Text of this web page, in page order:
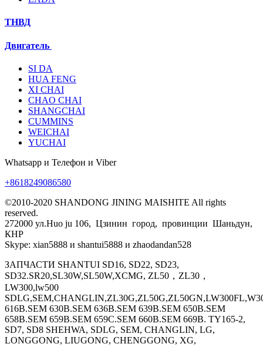
ТНВД
Двигатель
SI DA
HUA FENG
XI CHAI
CHAO CHAI
SHANGCHAI
CUMMINS
WEICHAI
YUCHAI
Whatsapp и Телефон и Viber
+8618249086580
©2010-2020 SHANDONG JINING MAISHITE All rights
reserved.
272000 ул.Huo ju 106, Цзинин город, провинции Шаньдун,
КНР
Skype: xian5888 и shantui5888 и zhaodandan528
ЗАПЧАСТИ SHANTUI SD16, SD22, SD23,
SD32.SR20,SL30W,SL50W,XCMG, ZL50，ZL30，
LW300,lw500
616B.SEM 630B.SEM 636B.SEM 639B.SEM 650B.SEM
658B.SEM 659B.SEM 659C.SEM 660B.SEM 669B. TY165-2,
SD7, SD8 SHEHWA, SDLG, SEM, CHANGLIN, LG,
LONGGONG, LIUGONG, CHENGGONG, XG,